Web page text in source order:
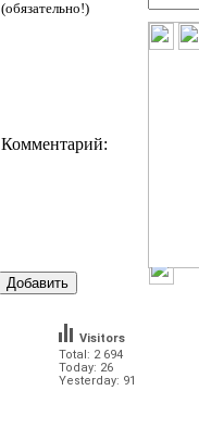
(обязательно!)
Комментарий:
Total: 2 694
Today: 26
Yesterday: 91
Visitors